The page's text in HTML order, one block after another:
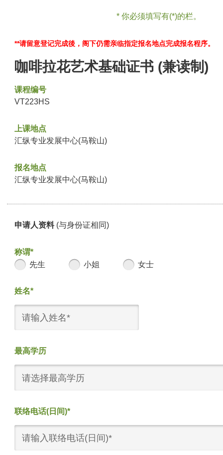
* 你必须填写有(*)的栏。
**请留意登记完成後，阁下仍需亲临指定报名地点完成报名程序。
咖啡拉花艺术基础证书 (兼读制)
课程编号
VT223HS
上课地点
汇纵专业发展中心(马鞍山)
报名地点
汇纵专业发展中心(马鞍山)
申请人资料 (与身份证相同)
称谓*
先生
小姐 女士
姓名*
最高学历
请选择最高学历
联络电话(日间)*